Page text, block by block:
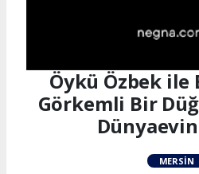
Öykü Özbek ile
Görkemli Bir
MERSIN